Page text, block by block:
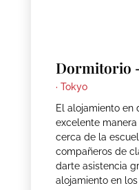
Dormitorio
· Tokyo
El alojamiento en
excelente
cerca de la
compañeros de
darte asistencia
alojamiento en